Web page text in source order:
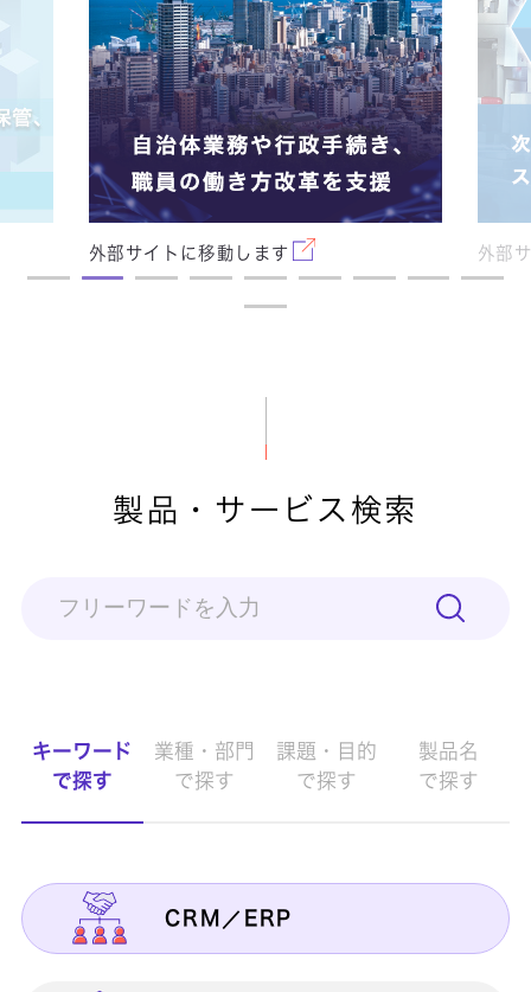
外部サイトに移動します
製品・サービス検索
キーワード
で探す
業種・部門
で探す
課題・目的
で探す
製品名
で探す
CRM／ERP
製造業向け
情報共有